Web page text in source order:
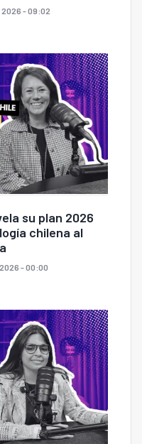
2026 - 09:02
su plan 2026
chilena al
2026 - 00:00